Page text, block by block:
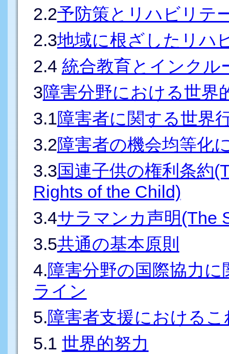
2.2予防策とリハビリテ
2.3地域に根ざしたリハ
2.4 統合教育とインクル
3障害分野における世界
3.1障害者に関する世界
3.2障害者の機会均等化
3.3国連子供の権利条約
Rights of the Child)
3.4サラマンカ声明(The
3.5共通の基本原則
4.障害分野の国際協力
ライン
5.障害者支援における
5.1 世界的努力